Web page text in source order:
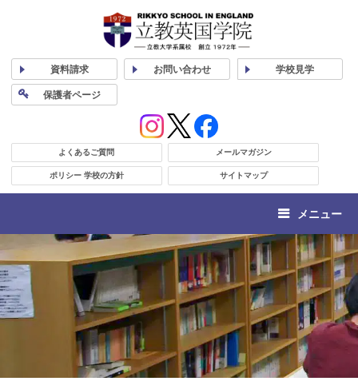
資料請求 お問い合わせ 学校見学
保護者ページ
よくあるご質問 メールマガジン
ポリシー 学校の方針 サイトマップ
メニュー